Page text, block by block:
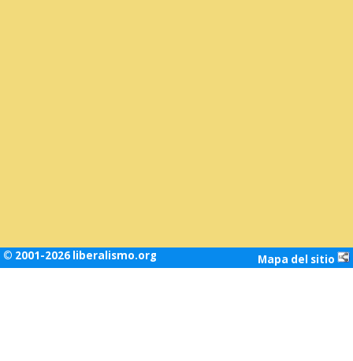
© 2001-2026 liberalismo.org Mapa del sitio